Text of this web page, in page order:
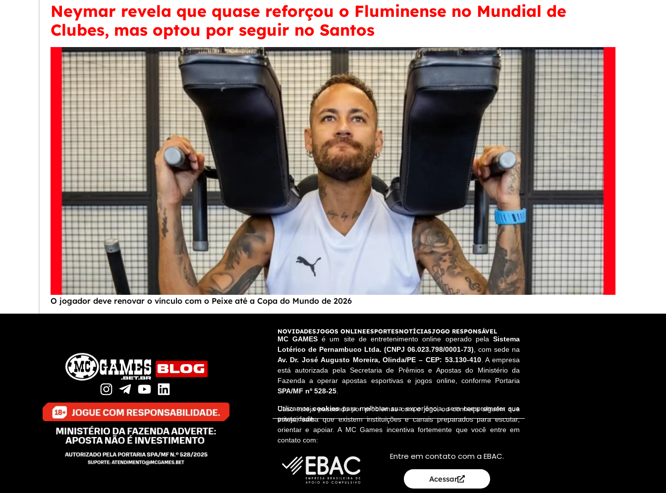
Neymar revela que quase reforçou o Fluminense no Mundial de
Clubes, mas optou por seguir no Santos
O jogador deve renovar o vínculo com o Peixe até a Copa do Mundo de 2026
NOVIDADESJOGOS ONLINEESPORTESNOTÍCIASJOGO RESPONSÁVEL
MC GAMESé um site de entretenimento online operado pelaSistema
Lotérico de Pernambuco Ltda. (CNPJ 06.023.798/0001-73) , com sede na
Av. Dr. José Augusto Moreira, Olinda/PE – CEP: 53.130-410. A empresa
está autorizada pela Secretaria de Prêmios e Apostas do Ministério da
Fazenda a operar apostas esportivas e jogos online, conforme Portaria
SPA/MF nº 528-25.
Utilizamoscookiespara melhorar sua experiência, sem comprometer sua
privacidade.
Caso esteja passando por problemas com o jogo, ou conheça alguém que
esteja, saiba que existem instituições e canais preparados para escutar,
orientar e apoiar. A MC Games incentiva fortemente que você entre em
contato com:
Entre em contato com a EBAC.
Acessar